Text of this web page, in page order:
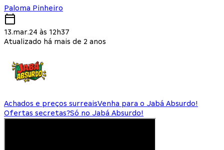
Paloma Pinheiro
13.mar.24 às 12h37
Atualizado há mais de 2 anos
Achados e preços surreaisVenha para o Jabá Absurdo!
Ofertas secretas?Só no Jabá Absurdo!